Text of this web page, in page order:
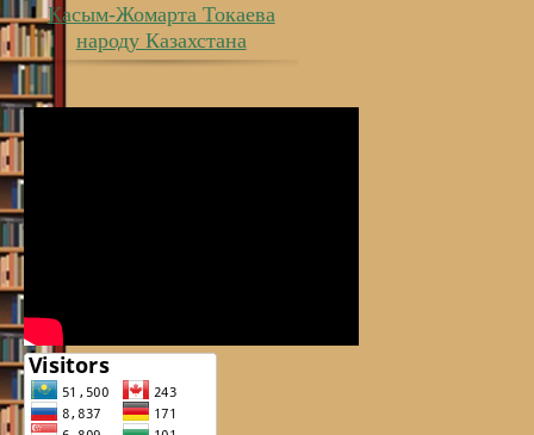
Касым-Жомарта Токаева
народу Казахстана